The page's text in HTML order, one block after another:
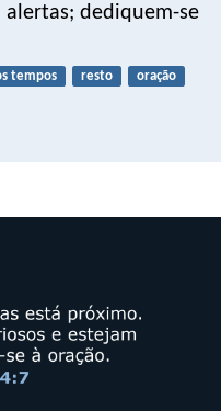
dediquem-se
tempos resto oração